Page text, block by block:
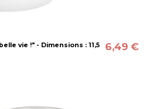
vie !" - Dimensions : 11,5
6,49 €